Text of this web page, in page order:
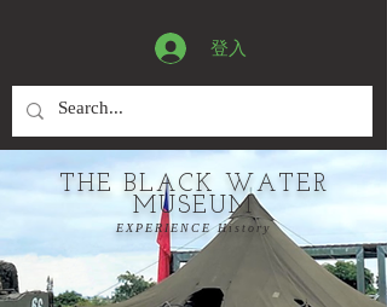
登入
THE BLACK WATER
MUSEUM
EXPERIENCE History